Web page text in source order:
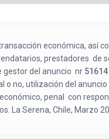
económica, así
prestadores de
gestor del anuncio nr 51614
o no, utilización del
penal con
La Serena, Chile, Marzo